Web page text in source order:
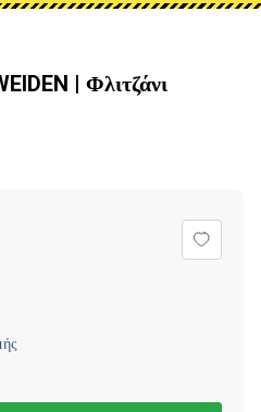
| Φλιτζάνι